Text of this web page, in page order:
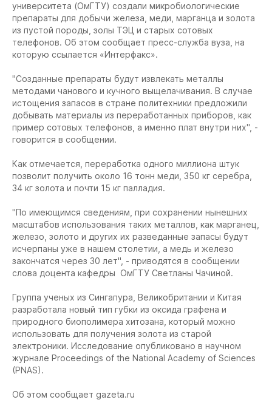
университета (ОмГТУ) создали микробиологические
препараты для добычи железа, меди, марганца и золота
из пустой породы, золы ТЭЦ и старых сотовых
телефонов. Об этом сообщает пресс-служба вуза, на
которую ссылается «Интерфакс».
"Созданные препараты будут извлекать металлы
методами чанового и кучного выщелачивания. В случае
истощения запасов в стране политехники предложили
добывать материалы из переработанных приборов, как
пример сотовых телефонов, а именно плат внутри них", -
говорится в сообщении.
Как отмечается, переработка одного миллиона штук
позволит получить около 16 тонн меди, 350 кг серебра,
34 кг золота и почти 15 кг палладия.
"По имеющимся сведениям, при сохранении нынешних
масштабов использования таких металлов, как марганец,
железо, золото и других их разведанные запасы будут
исчерпаны уже в нашем столетии, а медь и железо
закончатся через 30 лет", - приводятся в сообщении
слова доцента кафедры ОмГТУ Светланы Чачиной.
Группа ученых из Сингапура, Великобритании и Китая
разработала новый тип губки из оксида графена и
природного биополимера хитозана, который можно
использовать для получения золота из старой
электроники. Исследование опубликовано в научном
журнале Proceedings of the National Academy of Sciences
(PNAS).
Об этом сообщает gazeta.ru